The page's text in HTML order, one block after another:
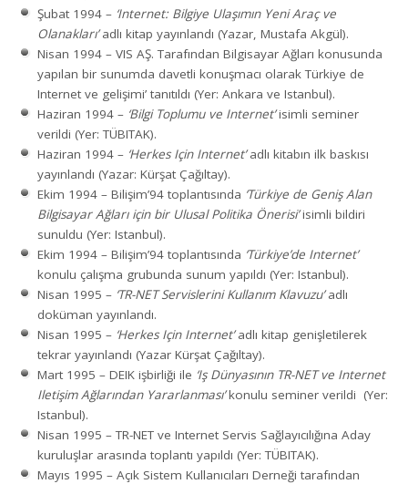
Şubat 1994 – ‘Internet: Bilgiye Ulaşımın Yeni Araç ve
Olanakları’adlı kitap yayınlandı (Yazar, Mustafa Akgül).
Nisan 1994 – VIS AŞ. Tarafından Bilgisayar Ağları konusunda
yapılan bir sunumda davetli konuşmacı olarak Türkiye de
Internet ve gelişimi’ tanıtıldı (Yer: Ankara ve Istanbul).
Haziran 1994 – ‘Bilgi Toplumu ve Internet’isimli seminer
verildi (Yer: TÜBITAK).
Haziran 1994 – ‘Herkes Için Internet’adlı kitabın ilk baskısı
yayınlandı (Yazar: Kürşat Çağıltay).
Ekim 1994 – Bilişim’94 toplantısında ‘Türkiye de Geniş Alan
Bilgisayar Ağları için bir Ulusal Politika Önerisi’isimli bildiri
sunuldu (Yer: Istanbul).
Ekim 1994 – Bilişim’94 toplantısında ‘Türkiye’de Internet’
konulu çalışma grubunda sunum yapıldı (Yer: Istanbul).
Nisan 1995 – ‘TR-NET Servislerini Kullanım Klavuzu’adlı
doküman yayınlandı.
Nisan 1995 – ‘Herkes Için Internet’adlı kitap genişletilerek
tekrar yayınlandı (Yazar Kürşat Çağıltay).
Mart 1995 – DEIK işbirliği ile ‘Iş Dünyasının TR-NET ve Internet
Iletişim Ağlarından Yararlanması’konulu seminer verildi (Yer:
Istanbul).
Nisan 1995 – TR-NET ve Internet Servis Sağlayıcılığına Aday
kuruluşlar arasında toplantı yapıldı (Yer: TÜBITAK).
Mayıs 1995 – Açık Sistem Kullanıcıları Derneği tarafından